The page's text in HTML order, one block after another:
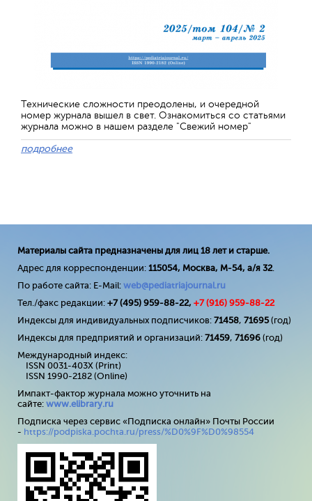
Технические сложности преодолены, и очередной
номер журнала вышел в свет. Ознакомиться со статьями
журнала можно в нашем разделе "Свежий номер"
подробнее
Материалы сайта предназначены для лиц 18 лет и старше.
Адрес для корреспонденции: 115054, Москва, М-54, а/я 32.
По работе сайта: E-Mail: web@pediatriajournal.ru
Тел./факс редакции: +7 (495) 959-88-22, +7 (916) 959-88-22
Индексы для индивидуальных подписчиков: 71458, 71695(год)
Индексы для предприятий и организаций: 71459, 71696 (год)
Международный индекс:
ISSN 0031-403X (Print)
ISSN 1990-2182 (Online)
Импакт-фактор журнала можно уточнить на
сайте: www.elibrary.ru
Подписка через сервис «Подписка онлайн» Почты России
- https://podpiska.pochta.ru/press/%D0%9F%D0%98554